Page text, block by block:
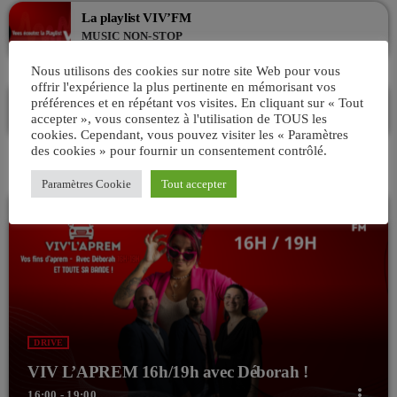
La playlist VIV’FM
MUSIC NON-STOP
L’Aprèm avec Alex 13h/16h
LES APRÈMS EN DIRECT AVEC ALEX
13:00 - 16:00
DRIVE
VIV L’APREM 16h/19h avec Déborah !
Nous utilisons des cookies sur notre site Web pour vous
offrir l'expérience la plus pertinente en mémorisant vos
préférences et en répétant vos visites. En cliquant sur « Tout
accepter », vous consentez à l'utilisation de TOUS les
cookies. Cependant, vous pouvez visiter les « Paramètres
des cookies » pour fournir un consentement contrôlé.
Paramètres Cookie Tout accepter